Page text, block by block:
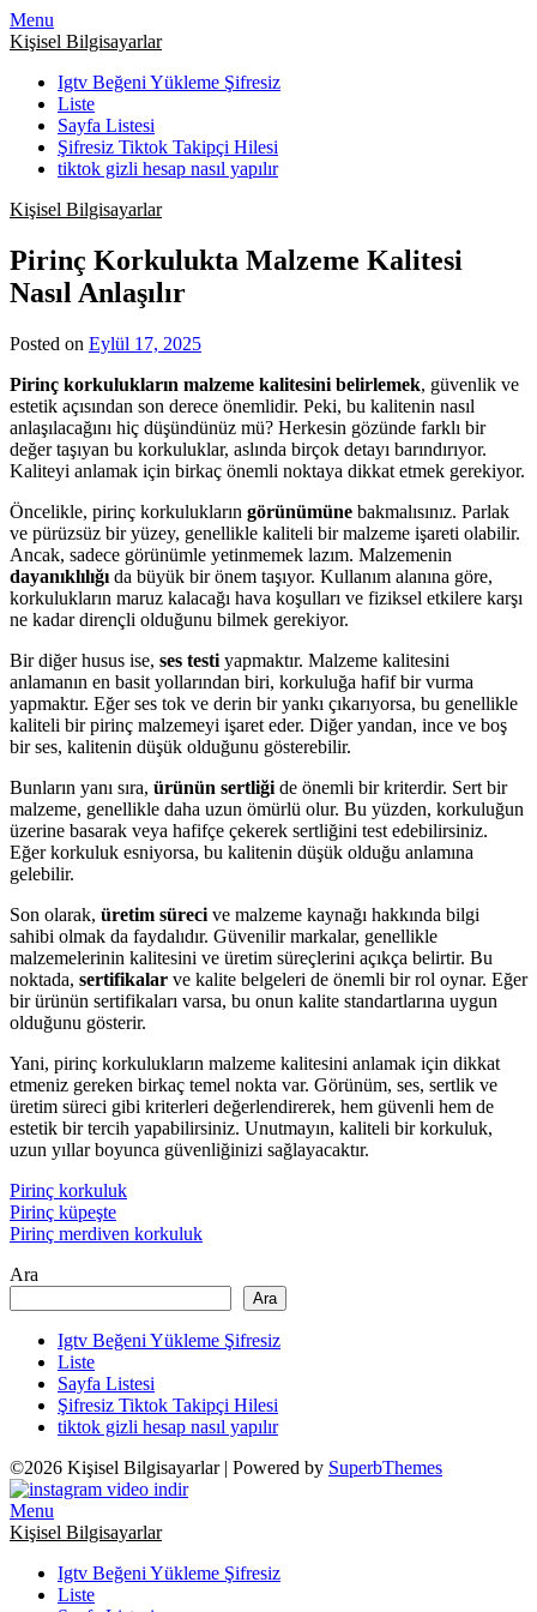
Skip
to
Menu
Kişisel Bilgisayarlar
Igtv Beğeni Yükleme Şifresiz
Liste
Sayfa Listesi
Şifresiz Tiktok Takipçi Hilesi
tiktok gizli hesap nasıl yapılır
Kişisel Bilgisayarlar
Pirinç Korkulukta Malzeme Kalitesi
Nasıl Anlaşılır
Posted on Eylül 17, 2025
Pirinç korkulukların malzeme kalitesini belirlemek, güvenlik ve
estetik açısından son derece önemlidir. Peki, bu kalitenin nasıl
anlaşılacağını hiç düşündünüz mü? Herkesin gözünde farklı bir
değer taşıyan bu korkuluklar, aslında birçok detayı barındırıyor.
Kaliteyi anlamak için birkaç önemli noktaya dikkat etmek gerekiyor.
Öncelikle, pirinç korkulukların görünümüne bakmalısınız. Parlak
ve pürüzsüz bir yüzey, genellikle kaliteli bir malzeme işareti olabilir.
Ancak, sadece görünümle yetinmemek lazım. Malzemenin
dayanıklılığı da büyük bir önem taşıyor. Kullanım alanına göre,
korkulukların maruz kalacağı hava koşulları ve fiziksel etkilere karşı
ne kadar dirençli olduğunu bilmek gerekiyor.
Bir diğer husus ise, ses testi yapmaktır. Malzeme kalitesini
anlamanın en basit yollarından biri, korkuluğa hafif bir vurma
yapmaktır. Eğer ses tok ve derin bir yankı çıkarıyorsa, bu genellikle
kaliteli bir pirinç malzemeyi işaret eder. Diğer yandan, ince ve boş
bir ses, kalitenin düşük olduğunu gösterebilir.
Bunların yanı sıra, ürünün sertliği de önemli bir kriterdir. Sert bir
malzeme, genellikle daha uzun ömürlü olur. Bu yüzden, korkuluğun
üzerine basarak veya hafifçe çekerek sertliğini test edebilirsiniz.
Eğer korkuluk esniyorsa, bu kalitenin düşük olduğu anlamına
gelebilir.
Son olarak, üretim süreci ve malzeme kaynağı hakkında bilgi
sahibi olmak da faydalıdır. Güvenilir markalar, genellikle
malzemelerinin kalitesini ve üretim süreçlerini açıkça belirtir. Bu
noktada, sertifikalar ve kalite belgeleri de önemli bir rol oynar. Eğer
bir ürünün sertifikaları varsa, bu onun kalite standartlarına uygun
olduğunu gösterir.
Yani, pirinç korkulukların malzeme kalitesini anlamak için dikkat
etmeniz gereken birkaç temel nokta var. Görünüm, ses, sertlik ve
üretim süreci gibi kriterleri değerlendirerek, hem güvenli hem de
estetik bir tercih yapabilirsiniz. Unutmayın, kaliteli bir korkuluk,
uzun yıllar boyunca güvenliğinizi sağlayacaktır.
Pirinç korkuluk
Pirinç küpeşte
Pirinç merdiven korkuluk
Ara
Ara
Igtv Beğeni Yükleme Şifresiz
Liste
Sayfa Listesi
Şifresiz Tiktok Takipçi Hilesi
tiktok gizli hesap nasıl yapılır
©2026 Kişisel Bilgisayarlar | Powered by SuperbThemes
Menu
Kişisel Bilgisayarlar
Igtv Beğeni Yükleme Şifresiz
Liste